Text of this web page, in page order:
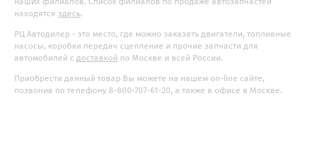
находятся здесь.
РЦ Автодилер - это место, где можно заказать двигатели, топливные
насосы, коробки передач сцепление и прочие запчасти для
автомобилей с доставкой по Москве и всей России.
Приобрести данный товар Вы можете на нашем on-line сайте,
позвонив по телефону 8-800-707-61-20, а также в офисе в Москве.